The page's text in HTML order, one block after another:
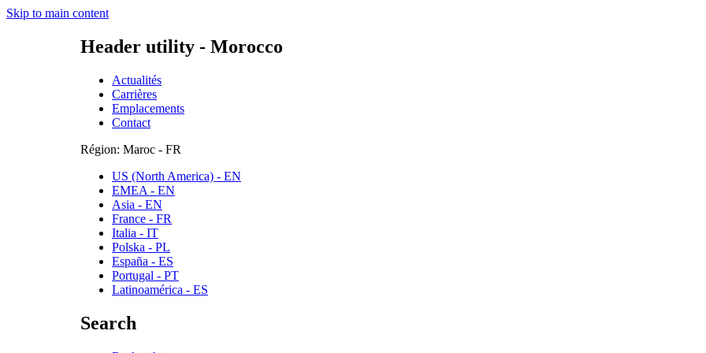
Skip to main content
Header utility - Morocco
Actualités
Carrières
Emplacements
Contact
Région: Maroc - FR
US (North America) - EN
EMEA - EN
Asia - EN
France - FR
Italia - IT
Polska - PL
España - ES
Portugal - PT
Latinoamérica - ES
Search